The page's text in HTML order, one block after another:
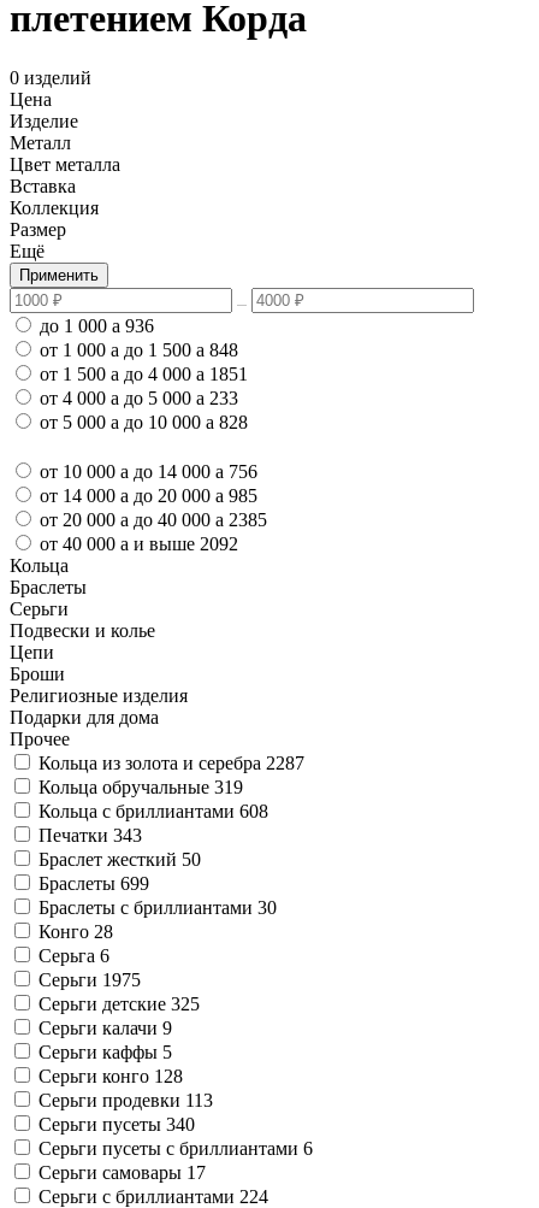
плетением Корда
0 изделий
Цена
Изделие
Металл
Цвет металла
Вставка
Коллекция
Размер
Ещё
Применить
до 1 000 a 936
от 1 000 a до 1 500 a 848
от 1 500 a до 4 000 a 1851
от 4 000 a до 5 000 a 233
от 5 000 a до 10 000 a 828
от 10 000 a до 14 000 a 756
от 14 000 a до 20 000 a 985
от 20 000 a до 40 000 a 2385
от 40 000 a и выше 2092
Кольца
Браслеты
Серьги
Подвески и колье
Цепи
Броши
Религиозные изделия
Подарки для дома
Прочее
Кольца из золота и серебра 2287
Кольца обручальные 319
Кольца с бриллиантами 608
Печатки 343
Браслет жесткий 50
Браслеты 699
Браслеты с бриллиантами 30
Конго 28
Серьга 6
Серьги 1975
Серьги детские 325
Серьги калачи 9
Серьги каффы 5
Серьги конго 128
Серьги продевки 113
Серьги пусеты 340
Серьги пусеты с бриллиантами 6
Серьги самовары 17
Серьги с бриллиантами 224